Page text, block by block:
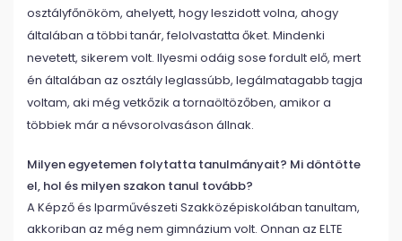
osztályfőnököm, ahelyett, hogy leszidott volna, ahogy
általában a többi tanár, felolvastatta őket. Mindenki
nevetett, sikerem volt. Ilyesmi odáig sose fordult elő, mert
én általában az osztály leglassúbb, legálmatagabb tagja
voltam, aki még vetkőzik a tornaöltözőben, amikor a
többiek már a névsorolvasáson állnak.
Milyen egyetemen folytatta tanulmányait? Mi döntötte
el, hol és milyen szakon tanul tovább?
A Képző és Iparművészeti Szakközépiskolában tanultam,
akkoriban az még nem gimnázium volt. Onnan az ELTE